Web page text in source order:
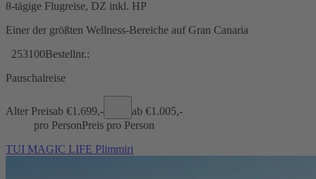
8-tägige Flugreise, DZ inkl. HP
Einer der größten Wellness-Bereiche auf Gran Canaria
253100Bestellnr.:
Pauschalreise
Alter Preisab €1.699,- ab €1.005,-
pro PersonPreis pro Person
TUI MAGIC LIFE Plimmiri